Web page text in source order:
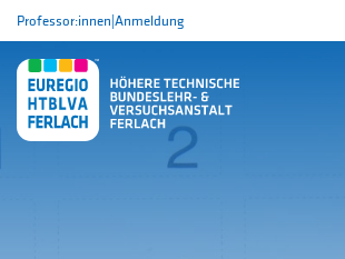
Professor:innen|Anmeldung